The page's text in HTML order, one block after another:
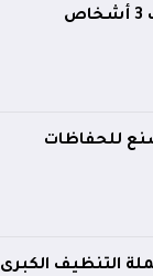
عملية مداهمة لمقبرة تُسفر عن توقيف 3 أشخاص
للحفاظات
التنظيف الكبرى